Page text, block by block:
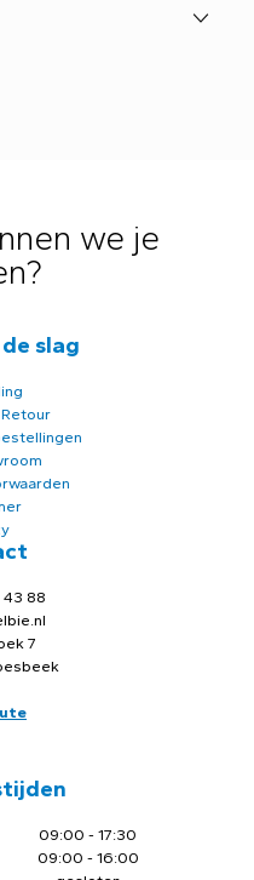
we je
slag
43 88
7
09:00 - 17:30
09:00 - 16:00